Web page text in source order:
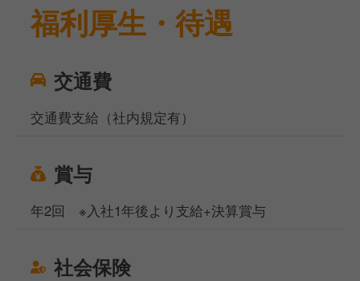
福利厚生・待遇
交通費
交通費支給（社内規定有）
賞与
年2回 ※入社1年後より支給+決算賞与
社会保険